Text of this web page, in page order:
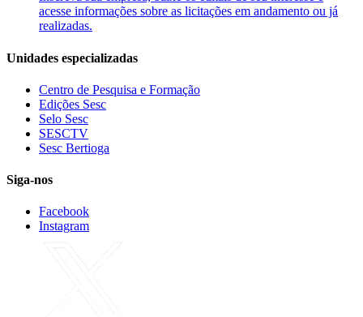
acesse informações sobre as licitações em andamento ou já
realizadas.
Unidades especializadas
Centro de Pesquisa e Formação
Edições Sesc
Selo Sesc
SESCTV
Sesc Bertioga
Siga-nos
Facebook
Instagram